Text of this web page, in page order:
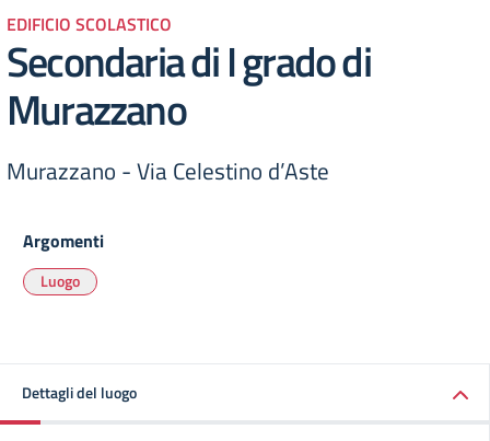
EDIFICIO SCOLASTICO
Secondaria di I grado di
Murazzano
Murazzano - Via Celestino d’Aste
Argomenti
Luogo
Dettagli del luogo